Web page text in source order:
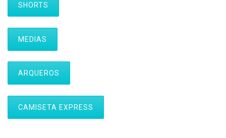
SHORTS
MEDIAS
ARQUEROS
CAMISETA EXPRESS